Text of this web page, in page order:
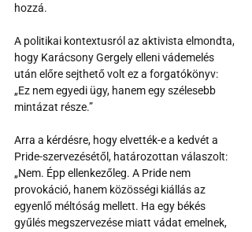
hozzá.
A politikai kontextusról az aktivista elmondta,
hogy Karácsony Gergely elleni vádemelés
után előre sejthető volt ez a forgatókönyv:
„Ez nem egyedi ügy, hanem egy szélesebb
mintázat része.”
Arra a kérdésre, hogy elvették-e a kedvét a
Pride-szervezésétől, határozottan válaszolt:
„Nem. Épp ellenkezőleg. A Pride nem
provokáció, hanem közösségi kiállás az
egyenlő méltóság mellett. Ha egy békés
gyűlés megszervezése miatt vádat emelnek,